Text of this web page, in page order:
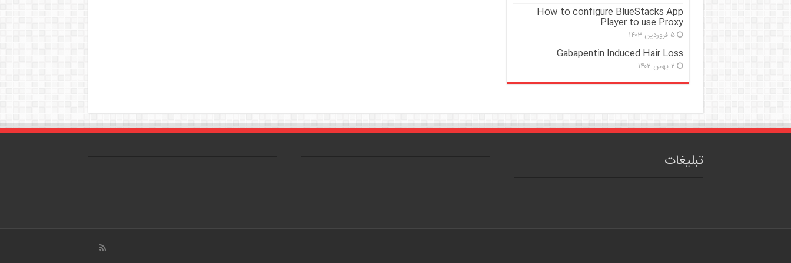
How to configure BlueStacks App
Player to use Proxy
۵ فروردین ۱۴۰۳
Gabapentin Induced Hair Loss
۲ بهمن ۱۴۰۲
تبلیغات